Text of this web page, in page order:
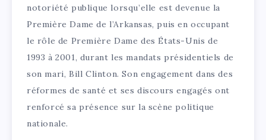
notoriété publique lorsqu’elle est devenue la
Première Dame de l’Arkansas, puis en occupant
le rôle de Première Dame des États-Unis de
1993 à 2001, durant les mandats présidentiels de
son mari, Bill Clinton. Son engagement dans des
réformes de santé et ses discours engagés ont
renforcé sa présence sur la scène politique
nationale.